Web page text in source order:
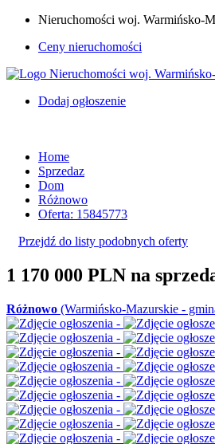
Nieruchomości woj. Warmińsko-
Ceny nieruchomości
Dodaj ogłoszenie
Home
Sprzedaz
Dom
Różnowo
Oferta: 15845773
Przejdź do listy podobnych oferty
1 170 000 PLN na
Różnowo (Warmińsko-Mazurskie -